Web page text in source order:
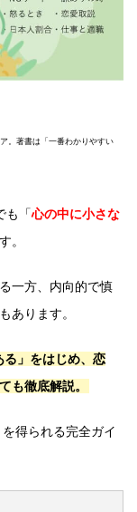
。著書は「一番わかりやすい
も「心の中に小さな
。
一方、内向的で慎
あります。
」をはじめ、恋
も徹底解説。
得られる完全ガイ